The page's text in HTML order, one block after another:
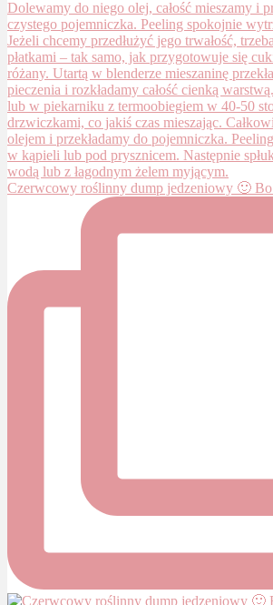
Czerwcowy roślinny dump jedzeniowy 🙂